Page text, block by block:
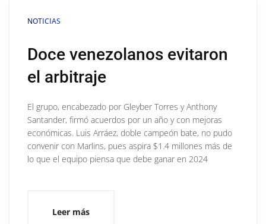
NOTICIAS
Doce venezolanos evitaron
el arbitraje
El grupo, encabezado por Gleyber Torres y Anthony
Santander, firmó acuerdos por un año y con mejoras
económicas. Luis Arráez, doble campeón bate, no pudo
convenir con Marlins, pues aspira $1.4 millones más de
lo que el equipo piensa que debe ganar en 2024
Leer más